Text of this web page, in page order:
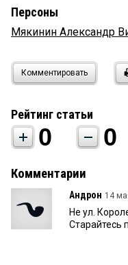
Персоны
Мякинин Александр
Комментировать
Рейтинг статьи
0 0
Комментарии
Андрон 14
Не ул.
Старайтесь